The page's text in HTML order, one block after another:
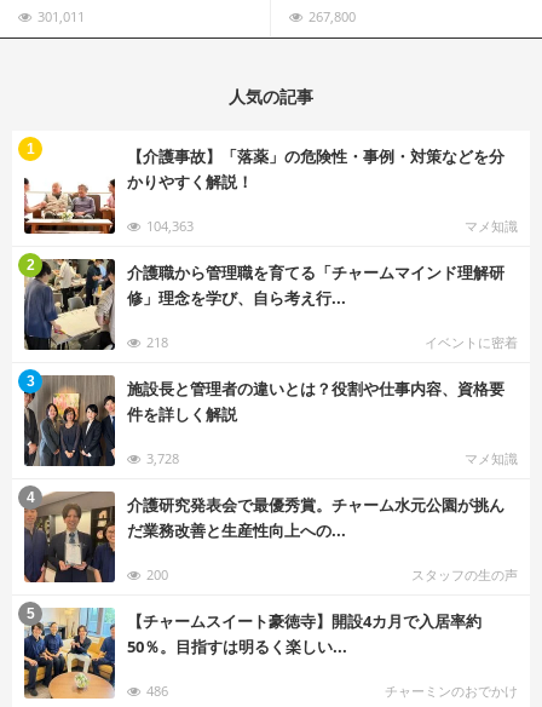
301,011 267,800
人気の記事
【介護事故】「落薬」の危険性・事例・対策などを分
かりやすく解説！
104,363 マメ知識
1
介護職から管理職を育てる「チャームマインド理解研
修」理念を学び、自ら考え行...
218 イベントに密着
2
施設長と管理者の違いとは？役割や仕事内容、資格要
件を詳しく解説
3,728 マメ知識
3
介護研究発表会で最優秀賞。チャーム水元公園が挑ん
だ業務改善と生産性向上への...
200 スタッフの生の声
4
【チャームスイート豪徳寺】開設4カ月で入居率約
50％。目指すは明るく楽しい...
486 チャーミンのおでかけ
5